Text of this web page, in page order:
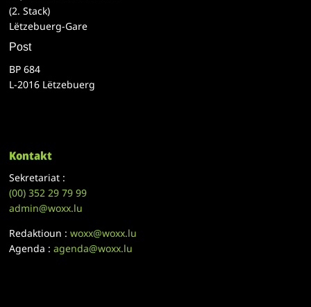
(2. Stack)
Lëtzebuerg-Gare
Post
BP 684
L-2016 Lëtzebuerg
Kontakt
Sekretariat :
(00)352 29 79 99
admin@woxx.lu
Redaktioun :woxx@woxx.lu
Agenda :agenda@woxx.lu